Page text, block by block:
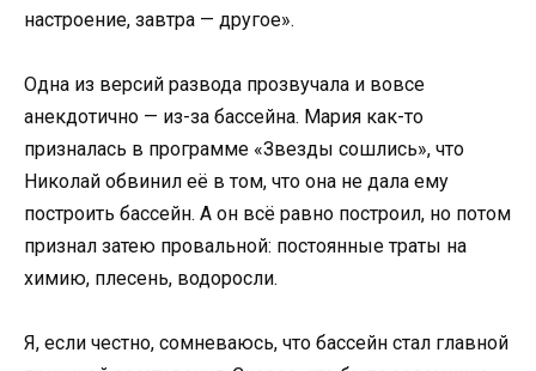
настроение, завтра — другое».
Одна из версий развода прозвучала и вовсе
анекдотично — из-за бассейна. Мария как-то
призналась в программе «Звезды сошлись», что
Николай обвинил её в том, что она не дала ему
построить бассейн. А он всё равно построил, но потом
признал затею провальной: постоянные траты на
химию, плесень, водоросли.
Я, если честно, сомневаюсь, что бассейн стал главной